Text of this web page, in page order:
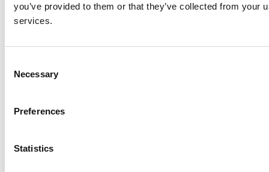
you’ve provided to them or that they’ve collected from your
services.
Selection
Necessary
Preferences
Statistics
11. Lisätiedot sopimuksista ja muista järjestelyistä:
Sopimuksen
järjestelyn
myyntioptio